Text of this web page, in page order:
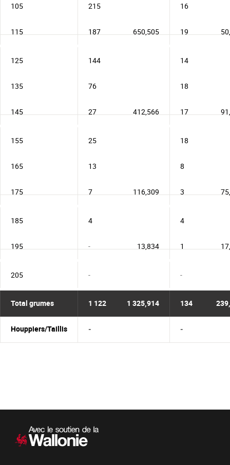
105 215 16
115 187 19
650,505
125 144 14
135 76 18
145 27 17
412,566
155 25 18
165 13 8
175 7 3
116,309
185 4 4
195 - 1
13,834
205 - -
Total grumes 1 122 1 325,914 134
Houppiers/Taillis - -
Navigation